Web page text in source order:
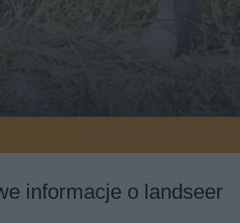
informacje o landseer